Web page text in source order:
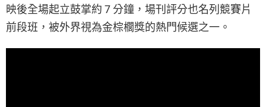
映後全場起立鼓掌約 7 分鐘，場刊評分也名列競賽片
前段班，被外界視為金棕櫚獎的熱門候選之一。